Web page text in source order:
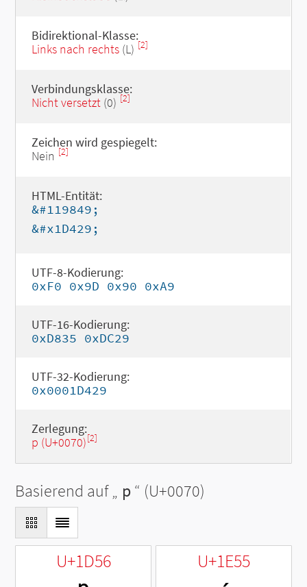
Bidirektional-Klasse:
Links nach rechts(L) [2]
Verbindungsklasse:
Nicht versetzt(0) [2]
Zeichen wird gespiegelt:
Nein [2]
HTML-Entität:
&#119849;
&#x1D429;
UTF-8-Kodierung:
0xF0 0x9D 0x90 0xA9
UTF-16-Kodierung:
0xD835 0xDC29
UTF-32-Kodierung:
0x0001D429
Zerlegung:
p (U+0070)[2]
Basierend auf „ p“ (U+0070)
U+1D56 U+1E55